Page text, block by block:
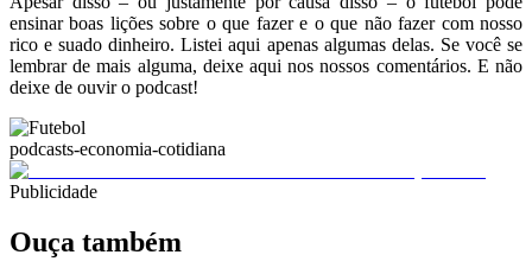
ensinar boas lições sobre o que fazer e o que não fazer com nosso
rico e suado dinheiro. Listei aqui apenas algumas delas. Se você se
lembrar de mais alguma, deixe aqui nos nossos comentários. E não
deixe de ouvir o podcast!
podcasts-economia-cotidiana
Publicidade
Ouça também